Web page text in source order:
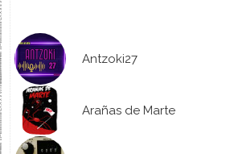
Antzoki27
Arañas de Marte